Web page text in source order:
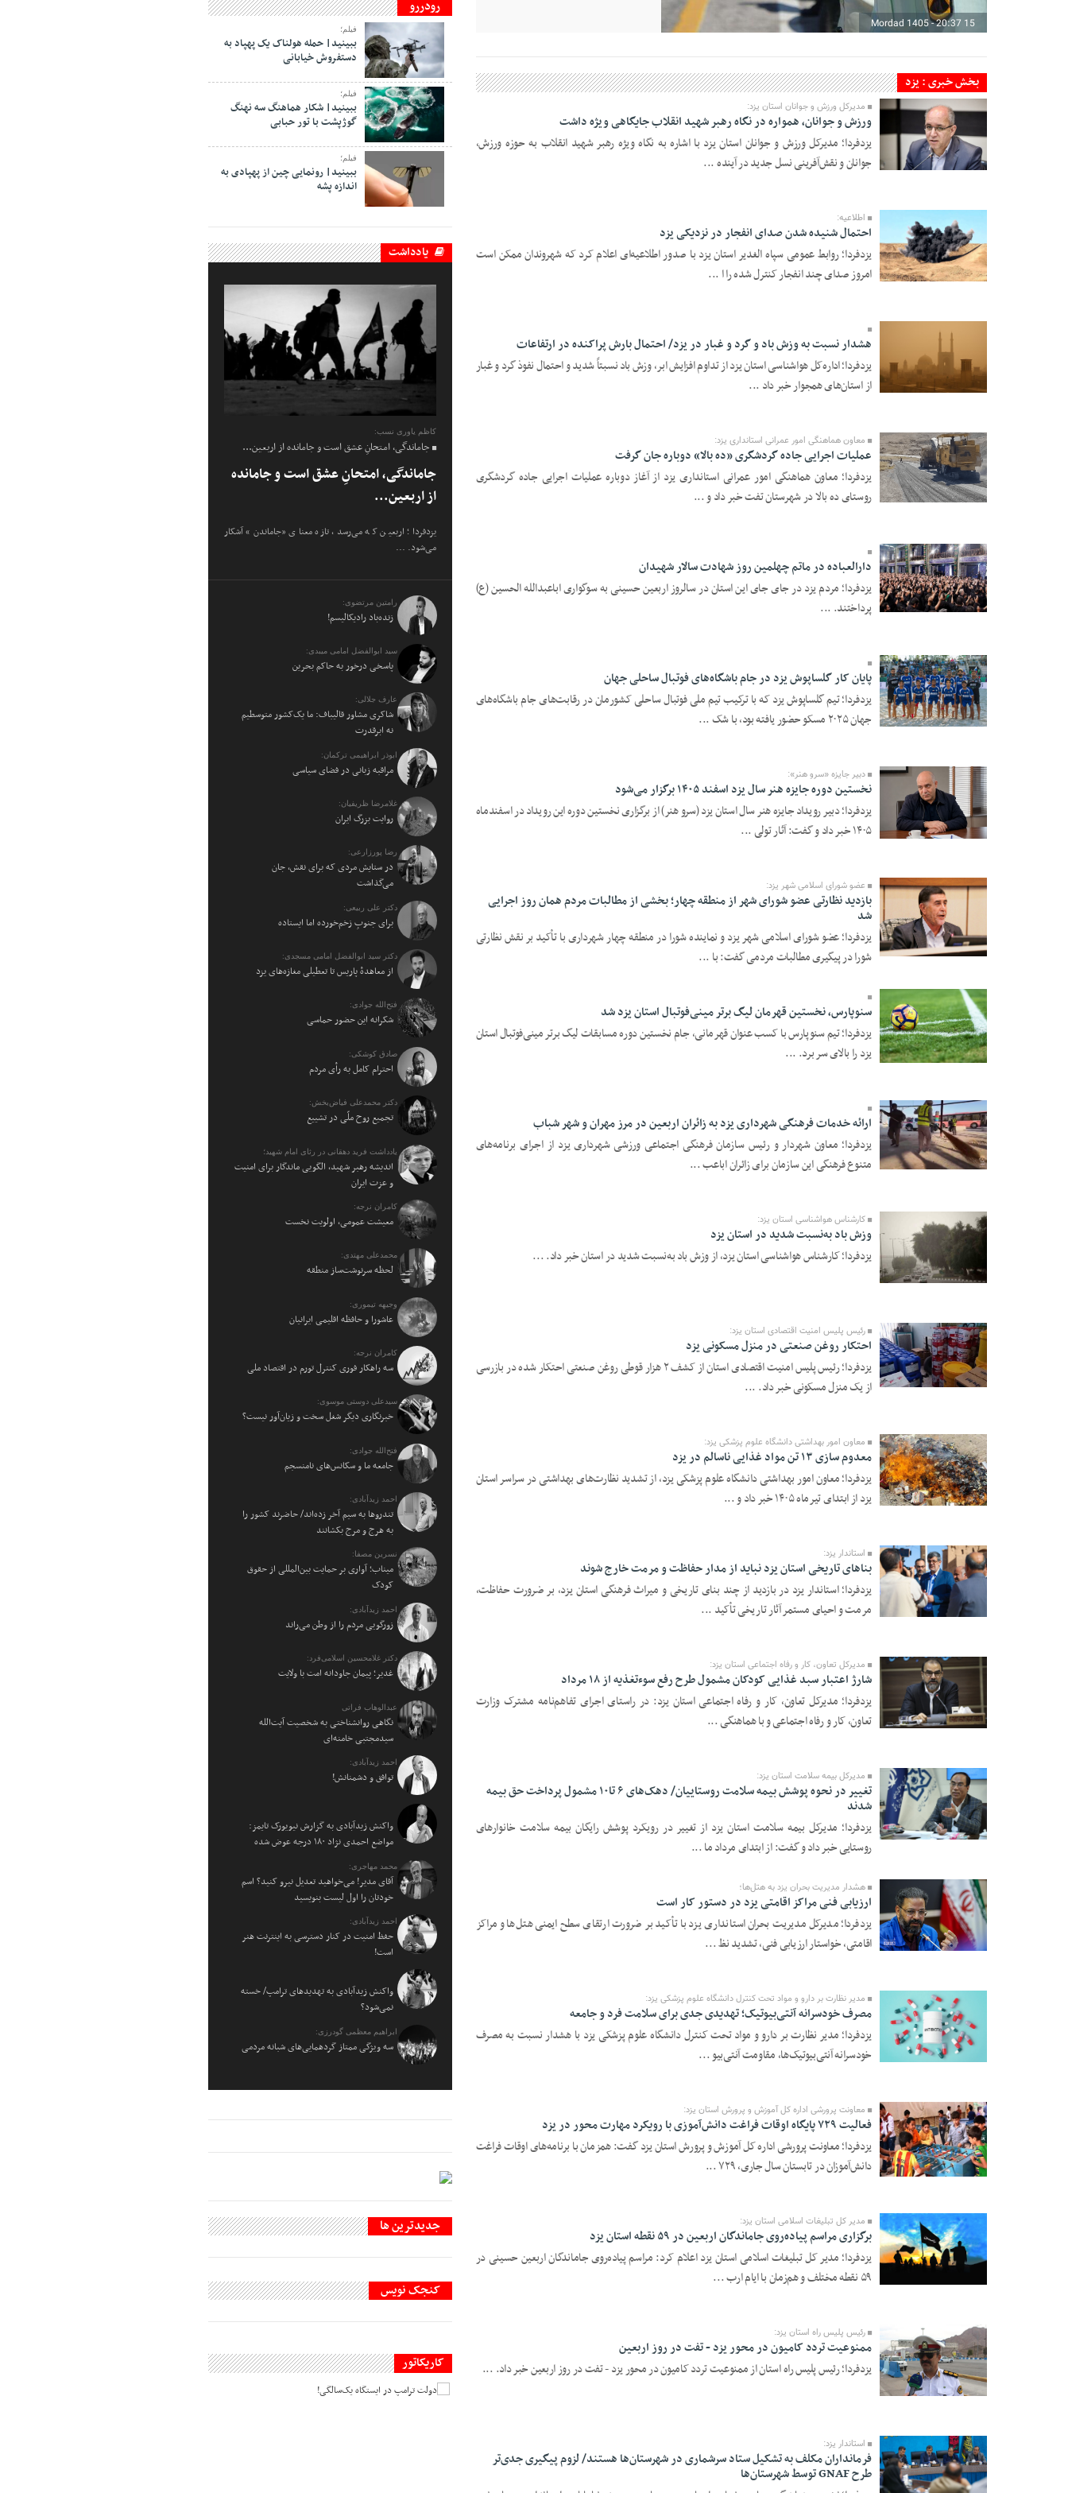
15 Mordad 1405 - 20:37
14 Mordad 1405 - 21:58
بخش خبری : یزد
14 Mordad 1405 -
مدیرکل ورزش و جوانان استان یزد:
ورزش و جوانان، همواره در نگاه رهبر شهید انقلاب جایگاهی ویژه داشت
یزدفردا؛ مدیرکل ورزش و جوانان استان یزد با اشاره به نگاه ویژه رهبر شهید انقلاب به حوزه ورزش،
جوانان و نقش‌آفرینی نسل جدید در آینده ...
14 Mordad 1405 -
اطلاعیه:
احتمال شنیده شدن صدای انفجار در نزدیکی یزد
یزدفردا؛ روابط عمومی سپاه الغدیر استان یزد با صدور اطلاعیه‌ای اعلام کرد که شهروندان ممکن است
امروز صدای چند انفجار کنترل‌ شده را ا ...
13 Mordad 1405 -
هشدار نسبت به وزش باد و گرد و غبار در یزد/ احتمال بارش پراکنده در ارتفاعات
یزدفردا؛ اداره‌کل هواشناسی استان یزد از تداوم افزایش ابر، وزش باد نسبتاً شدید و احتمال نفوذ گرد و غبار
از استان‌های همجوار خبر داد ...
13 Mordad 1405 -
معاون هماهنگی امور عمرانی استانداری یزد:
عملیات اجرایی جاده گردشگری «ده بالا‌» دوباره جان گرفت
یزدفردا؛ معاون هماهنگی امور عمرانی استانداری یزد از آغاز دوباره عملیات اجرایی جاده گردشگری
روستای ده بالا در شهرستان تفت خبر داد و ...
13 Mordad 1405 -
دارالعباده در ماتم چهلمین روز شهادت سالار شهیدان
یزدفردا؛ مردم یزد در جای جای این استان در سالروز اربعین حسینی به سوگواری اباعبدالله الحسین (ع)
پرداختند. ...
13 Mordad 1405 -
پایان کار گلساپوش یزد در جام باشگاه‌های فوتبال ساحلی جهان
یزدفردا؛ تیم گلساپوش یزد که با ترکیب تیم ملی فوتبال ساحلی کشورمان در رقابت‌های جام باشگاه‌های
جهان ۲۰۲۵ مسکو حضور یافته بود، با شک ...
12 Mordad 1405 -
دبیر جایزه «سرو هنر»:
نخستین دوره جایزه هنر سال یزد اسفند ۱۴۰۵ برگزار می‌شود
یزدفردا؛ دبیر رویداد جایزه هنر سال استان یزد (سرو هنر) از برگزاری نخستین دوره این رویداد در اسفندماه
۱۴۰۵ خبر داد و گفت: آثار تولی ...
12 Mordad 1405 -
عضو شورای اسلامی شهر یزد:
بازدید نظارتی عضو شورای شهر از منطقه چهار؛ بخشی از مطالبات مردم همان روز اجرایی
شد
یزدفردا؛ عضو شورای اسلامی شهر یزد و نماینده شورا در منطقه چهار شهرداری با تأکید بر نقش نظارتی
شورا در پیگیری مطالبات مردمی گفت: با ...
12 Mordad 1405 -
سنوپارس، نخستین قهرمان لیگ برتر مینی‌فوتبال استان یزد شد
یزدفردا؛ تیم سنوپارس با کسب عنوان قهرمانی، جام نخستین دوره مسابقات لیگ برتر مینی‌فوتبال استان
یزد را بالای سر برد. ...
12 Mordad 1405 -
ارائه خدمات فرهنگی شهرداری یزد به زائران اربعین در مرز مهران و شهر شباب
یزدفردا؛ معاون شهردار و رئیس سازمان فرهنگی اجتماعی ورزشی شهرداری یزد از اجرای برنامه‌های
متنوع فرهنگی این سازمان برای زائران اباعب ...
12 Mordad 1405 -
کارشناس هواشناسی استان یزد:
وزش باد به‌نسبت شدید در استان یزد
یزدفردا؛ کارشناس هواشناسی استان یزد، از وزش باد به‌نسبت شدید در استان خبر داد. ...
12 Mordad 1405 -
رئیس پلیس امنیت اقتصادی استان یزد:
احتکار روغن صنعتی در منزل مسکونی یزد
یزدفردا؛ رئیس پلیس امنیت اقتصادی استان از کشف ۲ هزار قوطی روغن صنعتی احتکار شده در بازرسی
از یک منزل مسکونی خبر داد. ...
12 Mordad 1405 -
معاون امور بهداشتی دانشگاه علوم پزشکی یزد:
معدوم سازی ۱۳ تن مواد غذایی ناسالم در یزد
یزدفردا؛ معاون امور بهداشتی دانشگاه علوم پزشکی یزد، از تشدید نظارت‌های بهداشتی در سراسر استان
یزد از ابتدای تیرماه ۱۴۰۵ خبر داد و ...
12 Mordad 1405 -
استاندار یزد:
بنا‌های تاریخی استان یزد نباید از مدار حفاظت و مرمت خارج شوند
یزدفردا؛ استاندار یزد در بازدید از چند بنای تاریخی و میراث فرهنگی استان یزد، بر ضرورت حفاظت،
مرمت و احیای مستمر آثار تاریخی تأکید ...
12 Mordad 1405 -
مدیرکل تعاون، کار و رفاه اجتماعی استان یزد:
شارژ اعتبار سبد غذایی کودکان مشمول طرح رفع سوءتغذیه از ۱۸ مرداد
یزدفردا؛ مدیرکل تعاون، کار و رفاه اجتماعی استان یزد: در راستای اجرای تفاهم‌نامه مشترک وزارت
تعاون، کار و رفاه اجتماعی و با هماهنگی ...
12 Mordad 1405 -
مدیرکل بیمه سلامت استان یزد:
تغییر در نحوه پوشش بیمه سلامت روستاییان/ دهک‌های ۶ تا۱۰ مشمول پرداخت حق بیمه
شدند
یزدفردا؛ مدیرکل بیمه سلامت استان یزد از تغییر در رویکرد پوشش رایگان بیمه سلامت خانوارهای
روستایی خبر داد و گفت: از ابتدای مرداد ما ...
12 Mordad 1405 -
هشدار مدیریت بحران یزد به هتل‌ها؛
ارزیابی فنی مراکز اقامتی یزد در دستور کار است
یزدفردا؛ مدیرکل مدیریت بحران استانداری یزد با تأکید بر ضرورت ارتقای سطح ایمنی هتل‌ها و مراکز
اقامتی، خواستار ارزیابی فنی، تشدید نظ ...
12 Mordad 1405 -
مدیر نظارت بر دارو و مواد تحت کنترل دانشگاه علوم پزشکی یزد:
مصرف خودسرانه آنتی‌بیوتیک؛ تهدیدی جدی برای سلامت فرد و جامعه
یزدفردا؛ مدیر نظارت بر دارو و مواد تحت کنترل دانشگاه علوم پزشکی یزد با هشدار نسبت به مصرف
خودسرانه آنتی‌بیوتیک‌ها، مقاومت آنتی‌بیو ...
12 Mordad 1405 -
معاونت پرورشی اداره کل آموزش و پرورش استان یزد:
فعالیت ۷۲۹ پایگاه اوقات فراغت دانش‌آموزی با رویکرد مهارت محور در یزد
یزدفردا؛ معاونت پرورشی اداره کل آموزش و پرورش استان یزد گفت: همزمان با برنامه‌های اوقات فراغت
دانش‌آموزان در تابستان سال جاری، ۷۲۹ ...
مدیر کل تبلیغات اسلامی استان یزد:
برگزاری مراسم پیاده‌روی جاماندگان اربعین در ۵۹ نقطه استان یزد
یزدفردا؛ مدیر کل تبلیغات اسلامی استان یزد اعلام کرد: مراسم پیاده‌روی جاماندگان اربعین حسینی در
۵۹ نقطه مختلف و هم‌زمان با ایام ارب ...
12 Mordad 1405 -
رئیس پلیس راه استان یزد:
ممنوعیت تردد کامیون در محور یزد - تفت در روز اربعین
یزدفردا؛ رئیس پلیس راه استان از ممنوعیت تردد کامیون در محور یزد - تفت در روز اربعین خبر داد. ...
استاندار یزد:
فرمانداران مکلف به تشکیل ستاد سرشماری در شهرستان‌ها هستند/ لزوم پیگیری جدی‌تر
طرح GNAF توسط شهرستان‌ها
رودررو
فیلم؛
ببینید| حمله هولناک یک پهپاد به
دستفروش خیابانی
فیلم؛
ببینید| شکار هماهنگ سه نهنگ
گوژپشت با تور حبابی
فیلم؛
ببینید| رونمایی چین از پهپادی به
اندازه پشه
یادداشت
کاظم یاوری نسب:
جاماندگی، امتحانِ عشق است و جامانده از اربعین...
جاماندگی، امتحانِ عشق است و جامانده
از اربعین...
یزدفردا؛ اربعین که می‌رسد، تازه معنای «جاماندن» آشکار
می‌شود. ...
رامتین مرتضوی:
زنده‌باد رادیکالیسم!
سید ابوالفضل امامی میبدی:
پاسخی درخور به حاکم بحرین
عارف جلالی:
شاکری مشاور قالیباف: ما یک‌کشور متوسطیم
نه ابرقدرت
ابوذر ابراهیمی ترکمان:
مراقبه زبانی در فضای سیاسی
غلامرضا ظریفیان:
روایت بزرگ ایران
رضا پورزارعی:
در ستایش مردی که برای نقش، جان
می‌گذاشت
دکتر علی ربیعی:
برای جنوبِ زخم‌خورده اما ایستاده
دکتر سید ابوالفضل امامی مسجدی:
از معاهدهٔ پاریس تا تعطیلی مغازه‌های یزد
فتح‌الله جوادی:
شکرانه این حضور حماسی
صادق کوشکی:
احترام کامل به رأی مردم
دکتر محمدعلی فیاض‌بخش:
تجمیع روح ملّی در تشییع
یادداشت فرید دهقانی در رثای امام شهید؛
اندیشه رهبر شهید، الگویی ماندگار برای امنیت
و عزت ایران
کامران نرجه:
معیشت عمومی، اولویت نخست
محمدعلی مهتدی:
لحظه سرنوشت‌ساز منطقه
وجیهه تیموری:
عاشورا و حافظه اقلیمی ایرانیان
کامران نرجه:
سه راهکار فوری کنترل تورم در اقتصاد ملی
سیدعلی دوستی موسوی:
خبرنگاری دیگر شغل سخت و زیان‌آور نیست؟
فتح‌الله جوادی:
جامعه ما و سکانس‌های نامنسجم
احمد زیدآبادی:
تندروها به سیم آخر زده‌اند/ حاضرند کشور را
به هرج و مرج بکشانند
نسرین مصفا:
میناب؛ آواری بر حمایت بین‌المللی از حقوق
کودک
احمد زیدآبادی:
زورگویی مردم را از وطن می‌راند
دکتر غلامحسین اسلامی‌فرد:
غدیر؛ پیمان جاودانه امت با ولایت
عبدالوهاب فراتی
نگاهی روانشناختی به شخصیت آیت‌الله
سیدمجتبی خامنه‌ای
احمد زیدآبادی:
توافق و دشمنانش!
واکنش زیدآبادی به گزارش نیویورک تایمز:
مواضع احمدی نژاد ۱۸۰ درجه عوض شده
محمد مهاجری:
آقای مدیر! می‌خواهید تعدیل نیرو کنید؟ اسم
خودتان را اول لیست بنویسید
احمد زیدآبادی:
حفظ امنیت در کنار دسترسی به اینترنت هنر
است!
واکنش زیدآبادی به تهدیدهای ترامپ/ خسته
نمی‌شود؟
ابراهیم معظمی گودرزی:
سه ویژگی ممتاز گردهمایی‌های شبانه مردمی
جديدترين ها
کنجک نویس
کاریکاتور